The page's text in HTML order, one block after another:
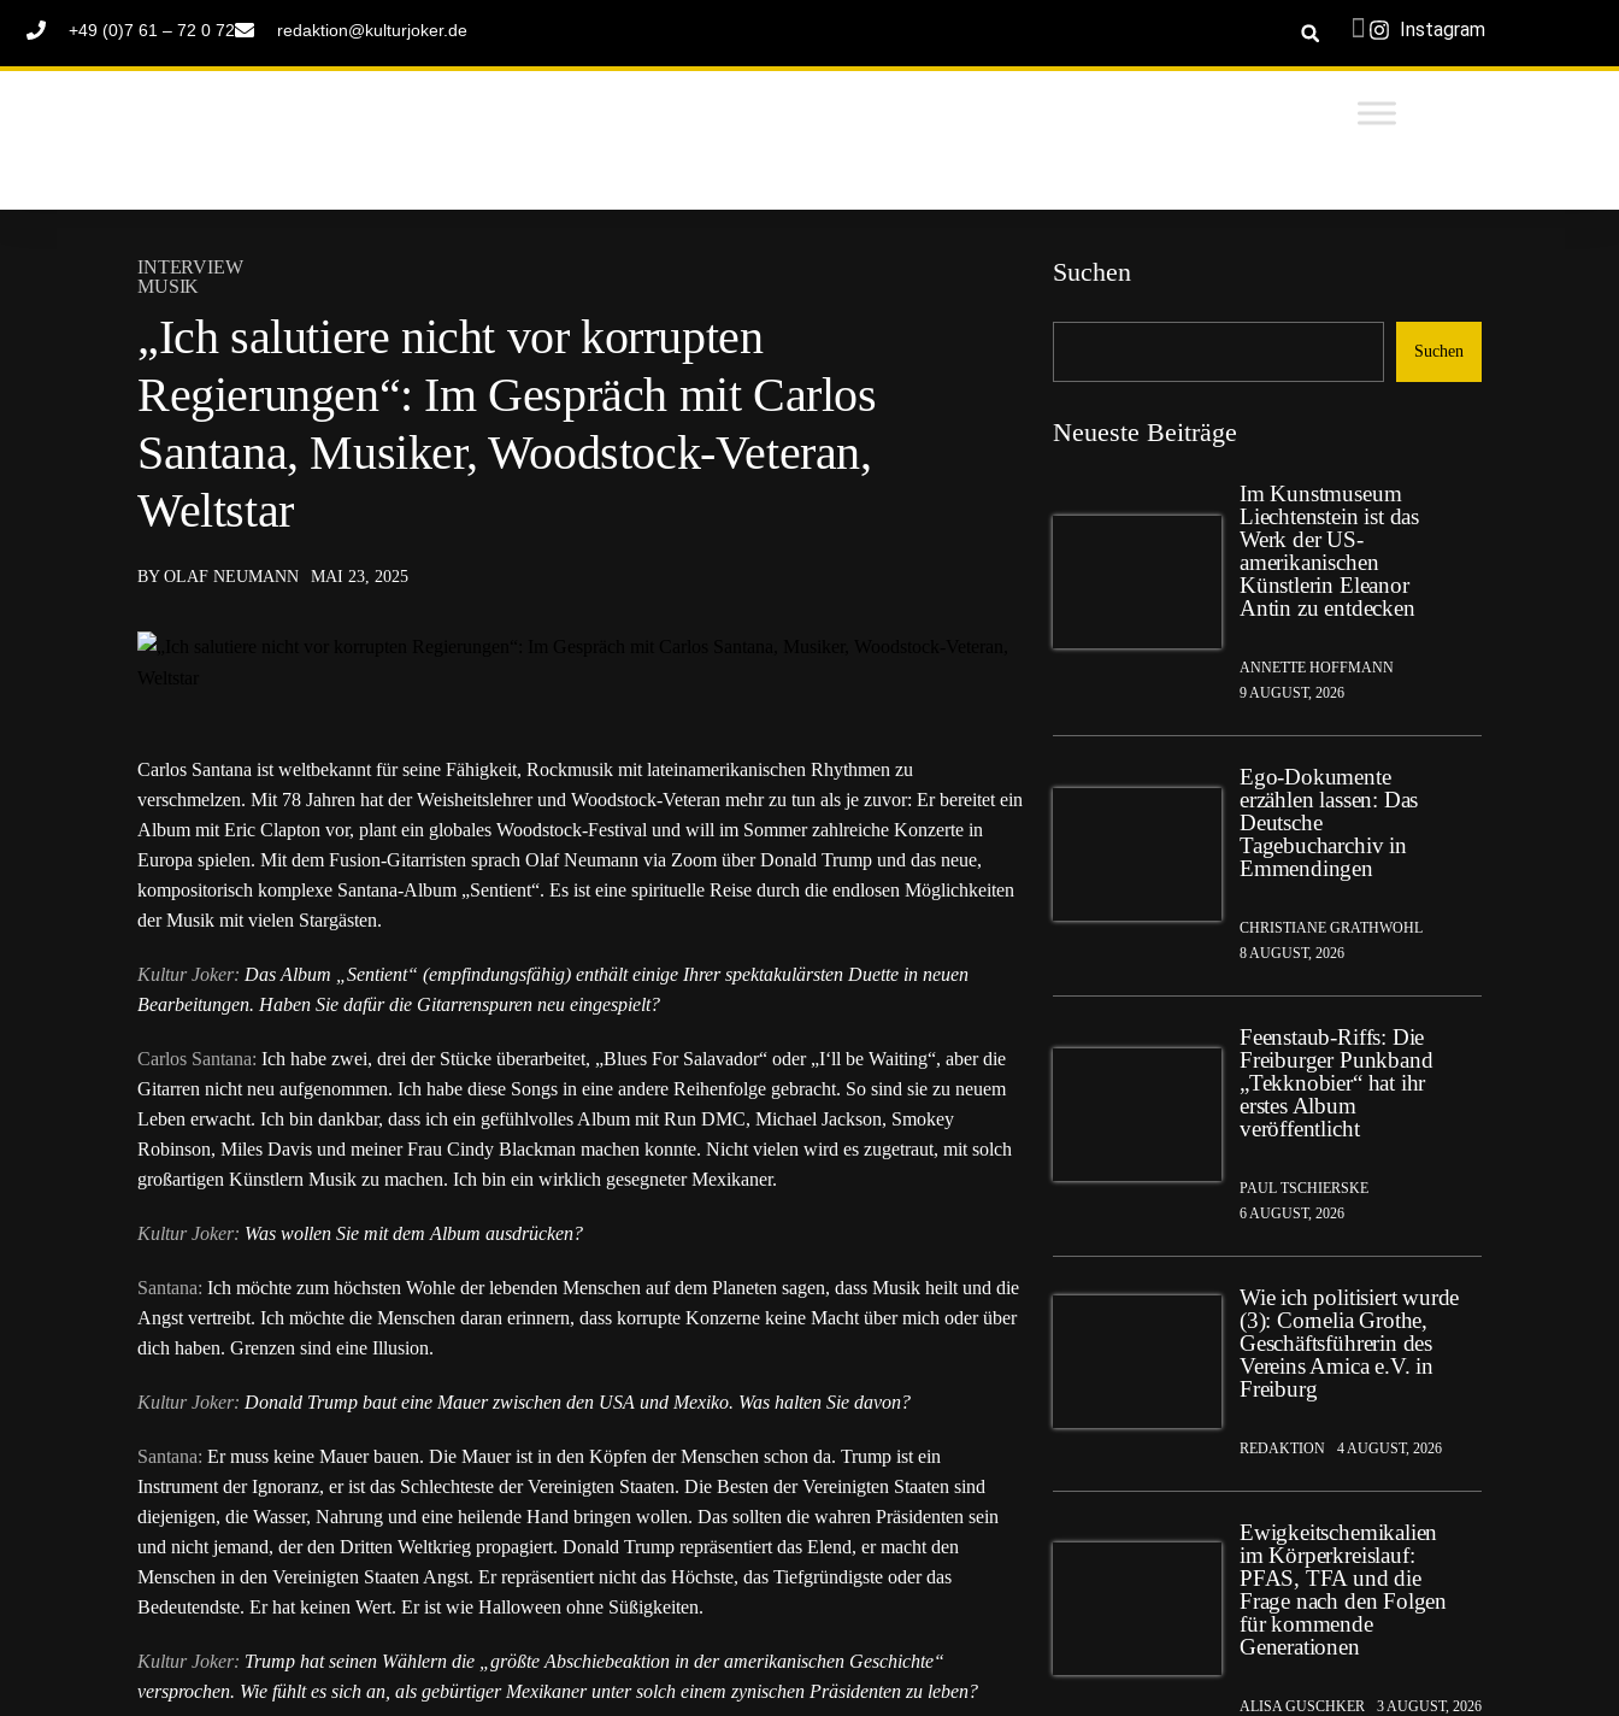
+49 (0)7 61 – 72 0 72 redaktion@kulturjoker.de Instagram
INTERVIEW
MUSIK
„Ich salutiere nicht vor korrupten
Regierungen“: Im Gespräch mit Carlos
Santana, Musiker, Woodstock-Veteran,
Weltstar
BY OLAF NEUMANN MAI 23, 2025
Carlos Santana ist weltbekannt für seine Fähigkeit, Rockmusik mit lateinamerikanischen Rhythmen zu
verschmelzen. Mit 78 Jahren hat der Weisheitslehrer und Woodstock-Veteran mehr zu tun als je zuvor: Er bereitet ein
Album mit Eric Clapton vor, plant ein globales Woodstock-Festival und will im Sommer zahlreiche Konzerte in
Europa spielen. Mit dem Fusion-Gitarristen sprach Olaf Neumann via Zoom über Donald Trump und das neue,
kompositorisch komplexe Santana-Album „Sentient“. Es ist eine spirituelle Reise durch die endlosen Möglichkeiten
der Musik mit vielen Stargästen.
Kultur Joker: Das Album „Sentient“ (empfindungsfähig) enthält einige Ihrer spektakulärsten Duette in neuen
Bearbeitungen. Haben Sie dafür die Gitarrenspuren neu eingespielt?
Carlos Santana: Ich habe zwei, drei der Stücke überarbeitet, „Blues For Salavador“ oder „I‘ll be Waiting“, aber die
Gitarren nicht neu aufgenommen. Ich habe diese Songs in eine andere Reihenfolge gebracht. So sind sie zu neuem
Leben erwacht. Ich bin dankbar, dass ich ein gefühlvolles Album mit Run DMC, Michael Jackson, Smokey
Robinson, Miles Davis und meiner Frau Cindy Blackman machen konnte. Nicht vielen wird es zugetraut, mit solch
großartigen Künstlern Musik zu machen. Ich bin ein wirklich gesegneter Mexikaner.
Kultur Joker: Was wollen Sie mit dem Album ausdrücken?
Santana: Ich möchte zum höchsten Wohle der lebenden Menschen auf dem Planeten sagen, dass Musik heilt und die
Angst vertreibt. Ich möchte die Menschen daran erinnern, dass korrupte Konzerne keine Macht über mich oder über
dich haben. Grenzen sind eine Illusion.
Kultur Joker: Donald Trump baut eine Mauer zwischen den USA und Mexiko. Was halten Sie davon?
Santana: Er muss keine Mauer bauen. Die Mauer ist in den Köpfen der Menschen schon da. Trump ist ein
Instrument der Ignoranz, er ist das Schlechteste der Vereinigten Staaten. Die Besten der Vereinigten Staaten sind
diejenigen, die Wasser, Nahrung und eine heilende Hand bringen wollen. Das sollten die wahren Präsidenten sein
und nicht jemand, der den Dritten Weltkrieg propagiert. Donald Trump repräsentiert das Elend, er macht den
Menschen in den Vereinigten Staaten Angst. Er repräsentiert nicht das Höchste, das Tiefgründigste oder das
Bedeutendste. Er hat keinen Wert. Er ist wie Halloween ohne Süßigkeiten.
Kultur Joker: Trump hat seinen Wählern die „größte Abschiebeaktion in der amerikanischen Geschichte“
versprochen. Wie fühlt es sich an, als gebürtiger Mexikaner unter solch einem zynischen Präsidenten zu leben?
Suchen
Suchen
Neueste Beiträge
Im Kunstmuseum
Liechtenstein ist das
Werk der US-
amerikanischen
Künstlerin Eleanor
Antin zu entdecken
ANNETTE HOFFMANN
9 AUGUST, 2026
Ego-Dokumente
erzählen lassen: Das
Deutsche
Tagebucharchiv in
Emmendingen
CHRISTIANE GRATHWOHL
8 AUGUST, 2026
Feenstaub-Riffs: Die
Freiburger Punkband
„Tekknobier“ hat ihr
erstes Album
veröffentlicht
PAUL TSCHIERSKE
6 AUGUST, 2026
Wie ich politisiert wurde
(3): Cornelia Grothe,
Geschäftsführerin des
Vereins Amica e.V. in
Freiburg
REDAKTION 4 AUGUST, 2026
Ewigkeitschemikalien
im Körperkreislauf:
PFAS, TFA und die
Frage nach den Folgen
für kommende
Generationen
ALISA GUSCHKER 3 AUGUST, 2026